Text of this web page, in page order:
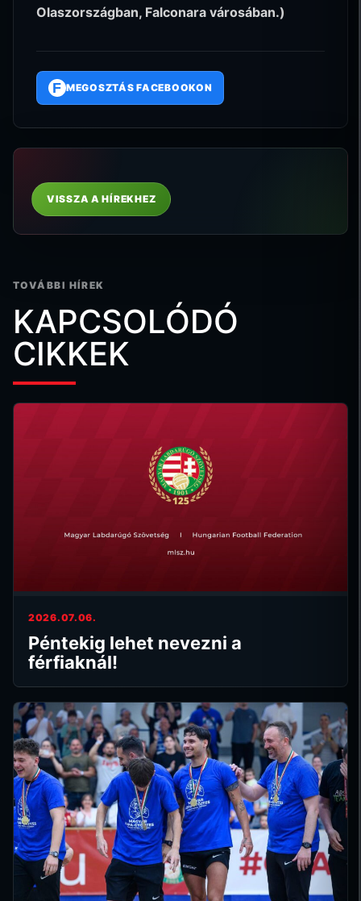
Olaszországban, Falconara városában.)
F MEGOSZTÁS FACEBOOKON
VISSZA A HÍREKHEZ
TOVÁBBI HÍREK
KAPCSOLÓDÓ
CIKKEK
2026.07.06.
Péntekig lehet nevezni a
férfiaknál!